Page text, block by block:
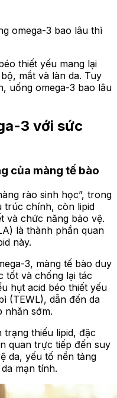
omega-3 bao lâu thì
thiết yếu mang lại
mắt và làn da. Tuy
uống omega-3 bao lâu
3 với sức
của màng tế bào
rào sinh học”, trong
trúc chính, còn lipid
và chức năng bảo vệ.
là thành phần quan
này.
3, màng tế bào duy
tốt và chống lại tác
hụt acid béo thiết yếu
(TEWL), dẫn đến da
nhăn sớm.
thiếu lipid, đặc
quan trực tiếp đến suy
da, yếu tố nền tảng
mạn tính.